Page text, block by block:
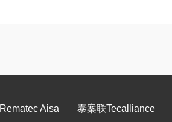
Rematec Aisa 泰案联Tecalliance